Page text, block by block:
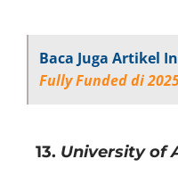
Baca Juga Artikel
Fully Funded di
13. University of